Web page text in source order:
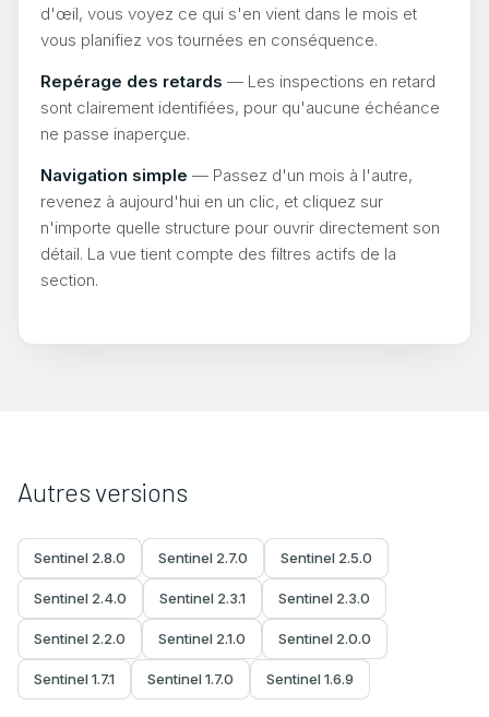
d'œil, vous voyez ce qui s'en vient dans le mois et
vous planifiez vos tournées en conséquence.
Repérage des retards — Les inspections en retard
sont clairement identifiées, pour qu'aucune échéance
ne passe inaperçue.
Navigation simple — Passez d'un mois à l'autre,
revenez à aujourd'hui en un clic, et cliquez sur
n'importe quelle structure pour ouvrir directement son
détail. La vue tient compte des filtres actifs de la
section.
Autres versions
Sentinel 2.8.0 Sentinel 2.7.0 Sentinel 2.5.0
Sentinel 2.4.0 Sentinel 2.3.1 Sentinel 2.3.0
Sentinel 2.2.0 Sentinel 2.1.0 Sentinel 2.0.0
Sentinel1.7.1 Sentinel1.7.0 Sentinel1.6.9